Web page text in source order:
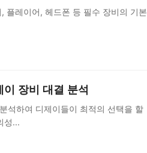
플레이어, 헤드폰 등 필수 장비의 기본
장비 대결 분석
석하여 디제이들이 최적의 선택을 할
성...